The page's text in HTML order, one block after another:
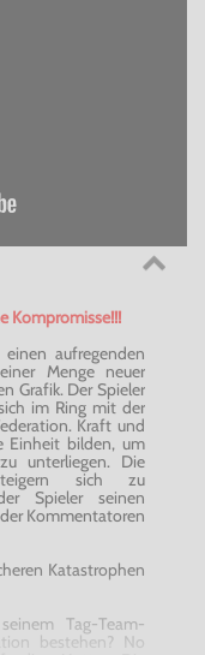
Kompromisse!!!
aufregenden
Menge neuer
Grafik. Der Spieler
im Ring mit der
Kraft und
Einheit bilden, um
unterliegen. Die
sich zu
Spieler seinen
Kommentatoren
Katastrophen
Tag-Team-
bestehen? No